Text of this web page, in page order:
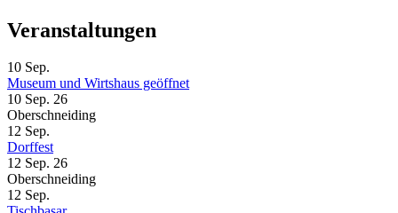
Veranstaltungen
10 Sep.
Museum und Wirtshaus geöffnet
10 Sep. 26
Oberschneiding
12 Sep.
Dorffest
12 Sep. 26
Oberschneiding
12 Sep.